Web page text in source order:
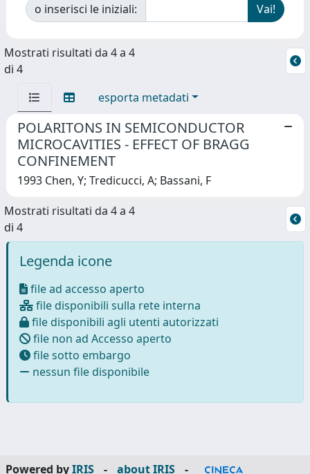
o inserisci le iniziali:
Mostrati risultati da 4 a 4
di 4
esporta metadati
POLARITONS IN SEMICONDUCTOR
MICROCAVITIES - EFFECT OF BRAGG
CONFINEMENT
1993 Chen, Y; Tredicucci, A; Bassani, F
Mostrati risultati da 4 a 4
di 4
Legenda icone
file ad accesso aperto
file disponibili sulla rete interna
file disponibili agli utenti autorizzati
file non ad Accesso aperto
file sotto embargo
nessun file disponibile
Powered byIRIS - about IRIS -